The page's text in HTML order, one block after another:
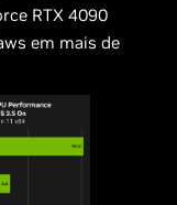
RTX 4090
em mais de